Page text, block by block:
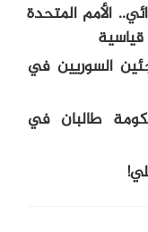
الأمم المتحدة
من اللاجئين السوريين في
طالبان في